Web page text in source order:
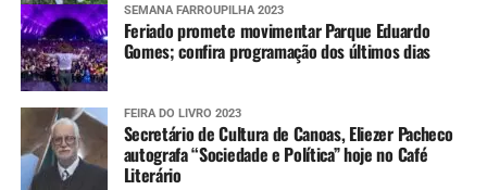
SEMANA FARROUPILHA 2023
Feriado promete movimentar Parque Eduardo
Gomes; confira programação dos últimos dias
FEIRA DO LIVRO 2023
Secretário de Cultura de Canoas, Eliezer Pacheco
autografa “Sociedade e Política” hoje no Café
Literário